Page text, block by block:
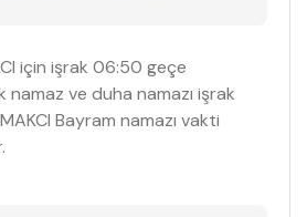
için işrak 06:50 geçe
namaz ve duha namazı işrak
Bayram namazı vakti